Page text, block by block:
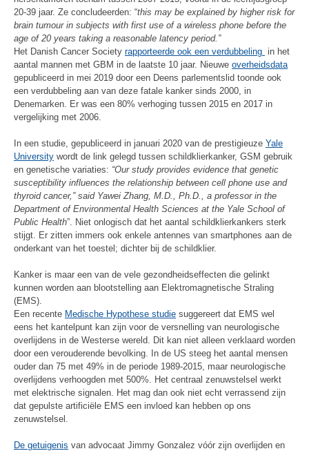
20-39 jaar. Ze concludeerden: “this may be explained by higher risk for
brain tumour in subjects with first use of a wireless phone before the
age of 20 years taking a reasonable latency period.”
Het Danish Cancer Society rapporteerde ook een verdubbeling in het
aantal mannen met GBM in de laatste 10 jaar. Nieuwe overheidsdata
gepubliceerd in mei 2019 door een Deens parlementslid toonde ook
een verdubbeling aan van deze fatale kanker sinds 2000, in
Denemarken. Er was een 80% verhoging tussen 2015 en 2017 in
vergelijking met 2006.
In een studie, gepubliceerd in januari 2020 van de prestigieuze Yale
University wordt de link gelegd tussen schildklierkanker, GSM gebruik
en genetische variaties: “Our study provides evidence that genetic
susceptibility influences the relationship between cell phone use and
thyroid cancer,” said Yawei Zhang, M.D., Ph.D., a professor in the
Department of Environmental Health Sciences at the Yale School of
Public Health”. Niet onlogisch dat het aantal schildklierkankers sterk
stijgt. Er zitten immers ook enkele antennes van smartphones aan de
onderkant van het toestel; dichter bij de schildklier.
Kanker is maar een van de vele gezondheidseffecten die gelinkt
kunnen worden aan blootstelling aan Elektromagnetische Straling
(EMS).
Een recente Medische Hypothese studie suggereert dat EMS wel
eens het kantelpunt kan zijn voor de versnelling van neurologische
overlijdens in de Westerse wereld. Dit kan niet alleen verklaard worden
door een verouderende bevolking. In de US steeg het aantal mensen
ouder dan 75 met 49% in de periode 1989-2015, maar neurologische
overlijdens verhoogden met 500%. Het centraal zenuwstelsel werkt
met elektrische signalen. Het mag dan ook niet echt verrassend zijn
dat gepulste artificiële EMS een invloed kan hebben op ons
zenuwstelsel.
De getuigenis van advocaat Jimmy Gonzalez vóór zijn overlijden en